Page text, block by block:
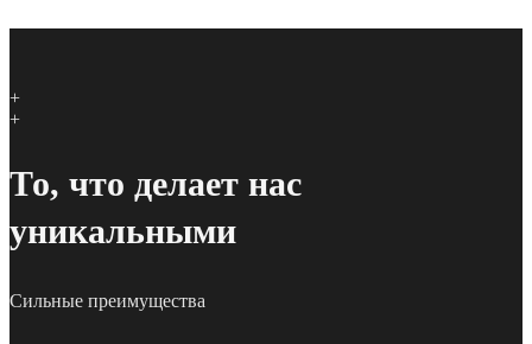
+
+
То, что делает нас
уникальными
Сильные преимущества